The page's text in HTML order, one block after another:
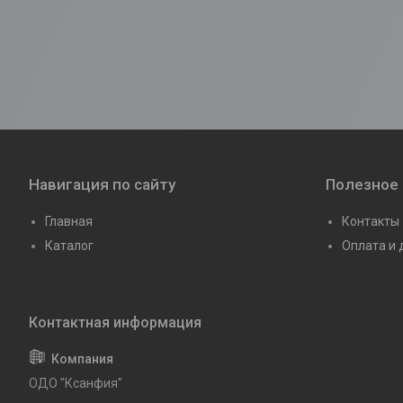
Навигация по сайту
Главная
Каталог
Полезное
Контакты
Оплата и
ОДО "Ксанфия"